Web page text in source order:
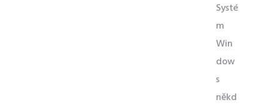
Systé
m
Win
dow
s
někd